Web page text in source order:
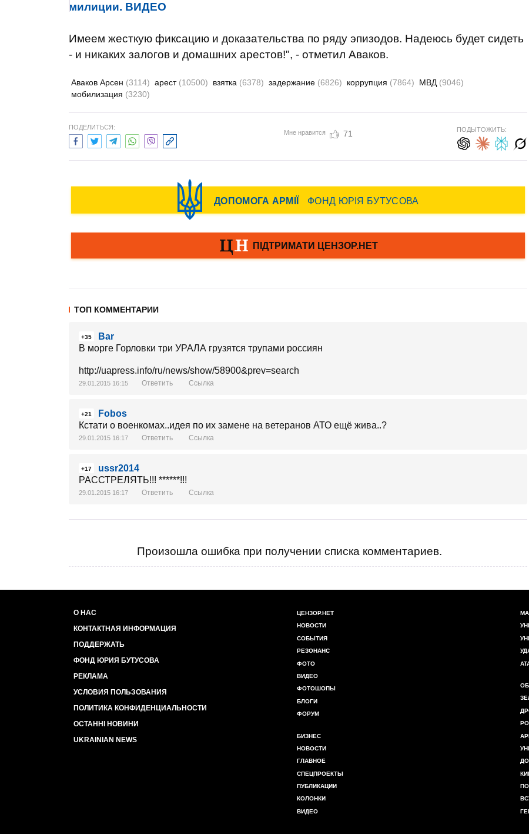
милиции. ВИДЕО
Имеем жесткую фиксацию и доказательства по ряду эпизодов. Надеюсь будет сидеть
- и никаких залогов и домашних арестов!", - отметил Аваков.
Аваков Арсен (3114) арест (10500) взятка (6378) задержание (6826) коррупция (7864) МВД (9046)
мобилизация (3230)
ПОДЕЛИТЬСЯ:
Мне нравится 71 ПОДЫТОЖИТЬ:
ТОП КОММЕНТАРИИ
+35
Bar
В морге Горловки три УРАЛА грузятся трупами россиян
http://uapress.info/ru/news/show/58900&prev=search
29.01.2015 16:15 Ответить Ссылка
+21
Fobos
Кстати о военкомах..идея по их замене на ветеранов АТО ещё жива..?
29.01.2015 16:17 Ответить Ссылка
+17
ussr2014
РАССТРЕЛЯТЬ!!! ******!!!
29.01.2015 16:17 Ответить Ссылка
Произошла ошибка при получении списка комментариев.
О НАС
КОНТАКТНАЯ ИНФОРМАЦИЯ
ПОДДЕРЖАТЬ
ФОНД ЮРИЯ БУТУСОВА
РЕКЛАМА
УСЛОВИЯ ПОЛЬЗОВАНИЯ
ПОЛИТИКА КОНФИДЕНЦИАЛЬНОСТИ
ОСТАННІ НОВИНИ
UKRAINIAN NEWS
ЦЕНЗОР.НЕТ
НОВОСТИ
СОБЫТИЯ
РЕЗОНАНС
ФОТО
ВИДЕО
ФОТОШОПЫ
БЛОГИ
ФОРУМ
БИЗНЕС
НОВОСТИ
ГЛАВНОЕ
СПЕЦПРОЕКТЫ
ПУБЛИКАЦИИ
КОЛОНКИ
ВИДЕО